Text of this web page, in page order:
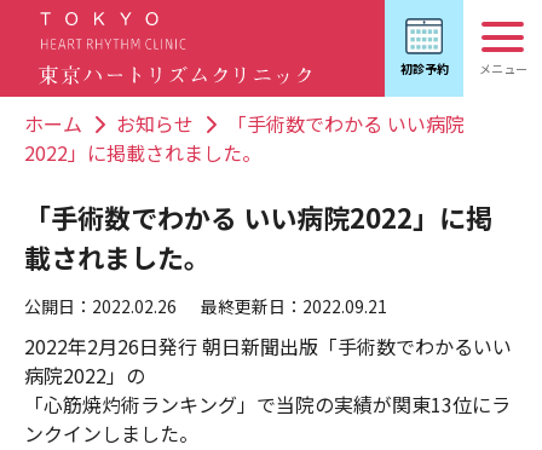
ホーム お知らせ
「手術数でわかる いい病院
2022」に掲載されました。
「手術数でわかる いい病院2022」に掲
載されました。
公開日：2022.02.26 最終更新日：2022.09.21
2022年2月26日発行 朝日新聞出版「手術数でわかるいい
病院2022」の
「心筋焼灼術ランキング」で当院の実績が関東13位にラ
ンクインしました。